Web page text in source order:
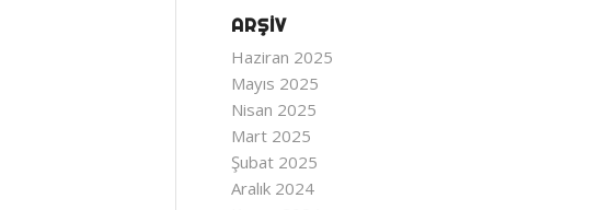
ARŞIV
Haziran 2025
Mayıs 2025
Nisan 2025
Mart 2025
Şubat 2025
Aralık 2024